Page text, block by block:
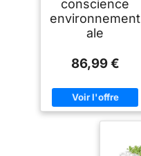
conscience
environnement
ale
86,99 €